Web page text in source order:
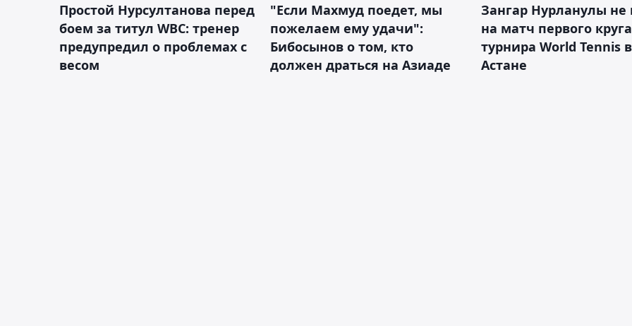
Простой Нурсултанова перед
боем за титул WBC: тренер
предупредил о проблемах с
весом
"Если Махмуд поедет, мы
пожелаем ему удачи":
Бибосынов о том, кто
должен драться на Азиаде
Зангар Нурланулы
на матч первого круга
турнира World Tennis в
Астане